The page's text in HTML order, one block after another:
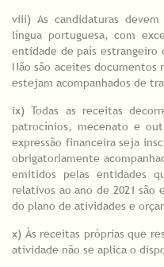
viii) As candidaturas
língua portuguesa, com
entidade de país estrangeiro
Não são aceites documentos
estejam acompanhados de
ix) Todas as receitas
patrocínios, mecenato e
expressão financeira seja
obrigatoriamente
emitidos pelas entidades
relativos ao ano de 2021 são
do plano de atividades e
x) Às receitas próprias que
atividade não se aplica o